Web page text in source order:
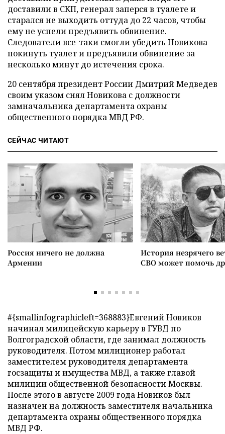
доставили в СКП, генерал заперся в туалете и
старался не выходить оттуда до 22 часов, чтобы
ему не успели предъявить обвинение.
Следователи все-таки смогли убедить Новикова
покинуть туалет и предъявили обвинение за
несколько минут до истечения срока.
20 сентября президент России Дмитрий Медведев
своим указом снял Новикова с должности
замначальника департамента охраны
общественного порядка МВД РФ.
СЕЙЧАС ЧИТАЮТ
Россия ничего не должна
Армении
История незрячего
СВО может помочь
#{smallinfographicleft=368883}Евгений Новиков
начинал милицейскую карьеру в ГУВД по
Волгоградской области, где занимал должность
руководителя. Потом милиционер работал
заместителем руководителя департамента
госзащиты и имущества МВД, а также главой
милиции общественной безопасности Москвы.
После этого в августе 2009 года Новиков был
назначен на должность заместителя начальника
департамента охраны общественного порядка
МВД РФ.